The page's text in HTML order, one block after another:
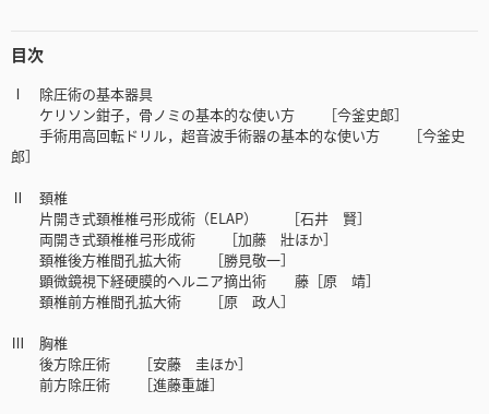
目次
Ⅰ 除圧術の基本器具
ケリソン鉗子，骨ノミの基本的な使い方 ［今釜史郎］
手術用高回転ドリル，超音波手術器の基本的な使い方 ［今釜史
郎］
Ⅱ 頚椎
片開き式頚椎椎弓形成術（ELAP） ［石井 賢］
両開き式頚椎椎弓形成術 ［加藤 壯ほか］
頚椎後方椎間孔拡大術 ［勝見敬一］
顕微鏡視下経硬膜的ヘルニア摘出術 藤［原 靖］
頚椎前方椎間孔拡大術 ［原 政人］
Ⅲ 胸椎
後方除圧術 ［安藤 圭ほか］
前方除圧術 ［進藤重雄］